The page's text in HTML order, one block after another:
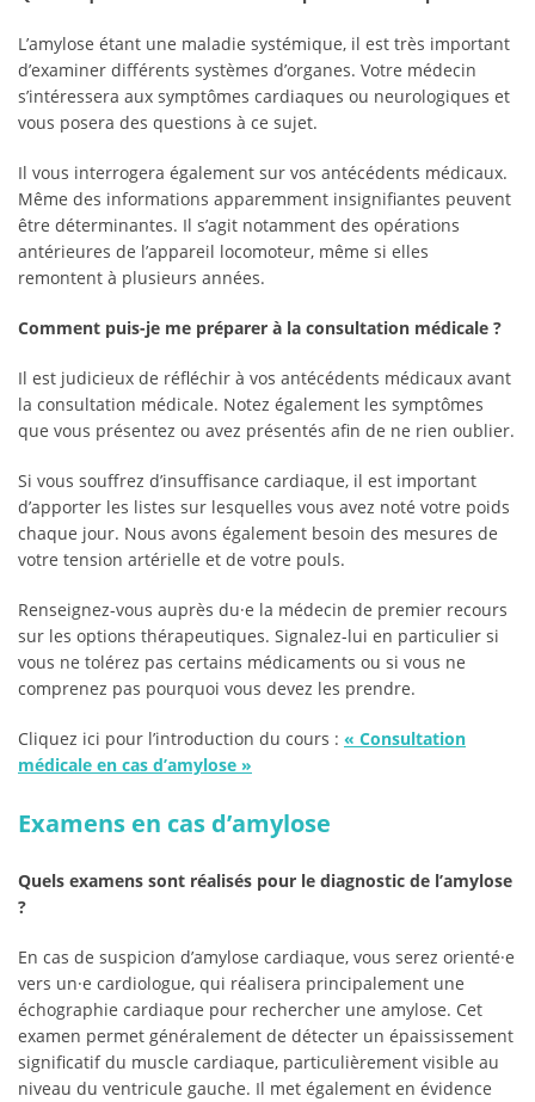
L’amylose étant une maladie systémique, il est très important
d’examiner différents systèmes d’organes. Votre médecin
s’intéressera aux symptômes cardiaques ou neurologiques et
vous posera des questions à ce sujet.
Il vous interrogera également sur vos antécédents médicaux.
Même des informations apparemment insignifiantes peuvent
être déterminantes. Il s’agit notamment des opérations
antérieures de l’appareil locomoteur, même si elles
remontent à plusieurs années.
Comment puis-je me préparer à la consultation médicale ?
Il est judicieux de réfléchir à vos antécédents médicaux avant
la consultation médicale. Notez également les symptômes
que vous présentez ou avez présentés afin de ne rien oublier.
Si vous souffrez d’insuffisance cardiaque, il est important
d’apporter les listes sur lesquelles vous avez noté votre poids
chaque jour. Nous avons également besoin des mesures de
votre tension artérielle et de votre pouls.
Renseignez-vous auprès du·e la médecin de premier recours
sur les options thérapeutiques. Signalez-lui en particulier si
vous ne tolérez pas certains médicaments ou si vous ne
comprenez pas pourquoi vous devez les prendre.
Cliquez ici pour l’introduction du cours : « Consultation
médicale en cas d’amylose »
Examens en cas d’amylose
Quels examens sont réalisés pour le diagnostic de l’amylose
?
En cas de suspicion d’amylose cardiaque, vous serez orienté·e
vers un·e cardiologue, qui réalisera principalement une
échographie cardiaque pour rechercher une amylose. Cet
examen permet généralement de détecter un épaississement
significatif du muscle cardiaque, particulièrement visible au
niveau du ventricule gauche. Il met également en évidence